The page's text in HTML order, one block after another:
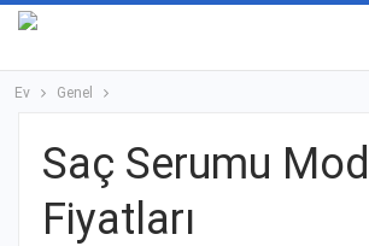
Ev Genel
Saç Serumu
Fiyatları